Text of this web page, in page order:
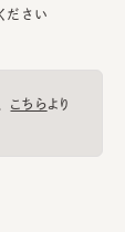
ださい
こちらより